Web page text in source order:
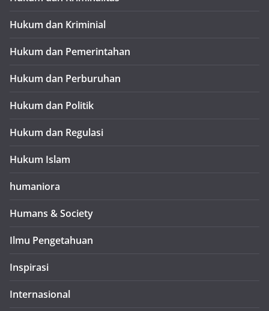
Hukum dan Kriminial
Hukum dan Pemerintahan
Hukum dan Perburuhan
Hukum dan Politik
Hukum dan Regulasi
Hukum Islam
humaniora
Humans & Society
Ilmu Pengetahuan
Inspirasi
Internasional